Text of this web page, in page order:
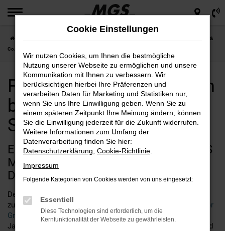
Zum
springen
Ford Kuga günstig kaufen bei MGS Motor Gruppe Sticht GmbH &
Co. KG
Ford Kuga günstig kaufen
bei MGS Motor Gruppe
Sticht GmbH & Co. KG
Entdecken Sie den Ford Kuga bei MGS
Motor Gruppe Sticht GmbH & Co. KG:
Die perfekte Wahl
Der Ford Kuga ist die perfekte Wahl für alle, die ein
zuverlässiges und stilvolles Fahrzeug suchen. Bei
MGS Motor
Gruppe Sticht GmbH & Co. KG,Ihrem Ford Autohaus seit 60
Jahren, bieten wir Ihnen nicht nur eine große Auswahl an Ford
Cookie Einstellungen
Wir nutzen Cookies, um Ihnen die bestmögliche
Nutzung unserer Webseite zu ermöglichen und unsere
Kommunikation mit Ihnen zu verbessern. Wir
berücksichtigen hierbei Ihre Präferenzen und
verarbeiten Daten für Marketing und Statistiken nur,
wenn Sie uns Ihre Einwilligung geben. Wenn Sie zu
einem späteren Zeitpunkt Ihre Meinung ändern, können
Sie die Einwilligung jederzeit für die Zukunft widerrufen.
Weitere Informationen zum Umfang der
Datenverarbeitung finden Sie hier:
Datenschutzerklärung Cookie-Richtlinie
Impressum
Folgende Kategorien von Cookies werden von uns eingesetzt:
Essentiell
Diese Technologien sind erforderlich, um die
Kernfunktionalität der Webseite zu gewährleisten.